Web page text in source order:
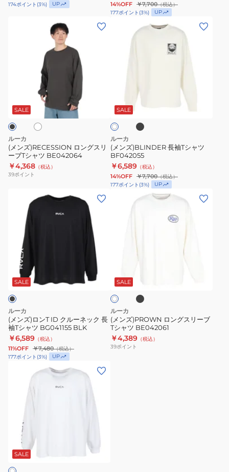
174ポイント (3%) UP 14%OFF ￥7,700（税込）
177ポイント (3%) UP
ズ)RECESSION
リ
ー
ブ
T
シ
ャ
BE042064
SALE
ルーカ
(メンズ)RECESSION ロングスリ
ーブTシャツ BE042064
￥4,368 （税込）
39ポイント
ズ)BLINDER
ャ
ツ
BF042055
SALE
オ
フ
ホ
ワ
イ
ク
ルーカ
(メンズ)BLINDER 長袖Tシャツ
BF042055
￥6,589 （税込）
14%OFF ￥7,700（税込）
177ポイント (3%) UP
ク
ル
ー
ネ
ッ
ク
長
BG041155
BLK
SALE
ルーカ
(メンズ)ロンT ID クルーネック 長
袖Tシャツ BG041155 BLK
￥6,589 （税込）
11%OFF ￥7,480（税込）
177ポイント (3%) UP
リ
ー
ブ
T
シ
ャ
SALE
ホ
ブ
ラ
ッ
ルーカ
(メンズ)PROWN ロングスリーブ
Tシャツ BE042061
￥4,389 （税込）
39ポイント
ク
ル
SALE